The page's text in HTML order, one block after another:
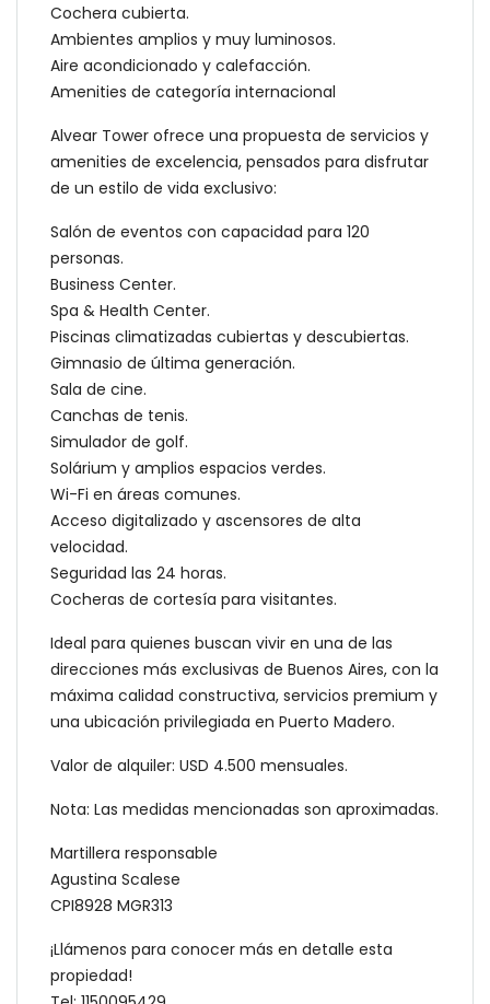
Cochera cubierta.
Ambientes amplios y muy luminosos.
Aire acondicionado y calefacción.
Amenities de categoría internacional
Alvear Tower ofrece una propuesta de servicios y
amenities de excelencia, pensados para disfrutar
de un estilo de vida exclusivo:
Salón de eventos con capacidad para 120
personas.
Business Center.
Spa & Health Center.
Piscinas climatizadas cubiertas y descubiertas.
Gimnasio de última generación.
Sala de cine.
Canchas de tenis.
Simulador de golf.
Solárium y amplios espacios verdes.
Wi-Fi en áreas comunes.
Acceso digitalizado y ascensores de alta
velocidad.
Seguridad las 24 horas.
Cocheras de cortesía para visitantes.
Ideal para quienes buscan vivir en una de las
direcciones más exclusivas de Buenos Aires, con la
máxima calidad constructiva, servicios premium y
una ubicación privilegiada en Puerto Madero.
Valor de alquiler: USD 4.500 mensuales.
Nota: Las medidas mencionadas son aproximadas.
Martillera responsable
Agustina Scalese
CPI8928 MGR313
¡Llámenos para conocer más en detalle esta
propiedad!